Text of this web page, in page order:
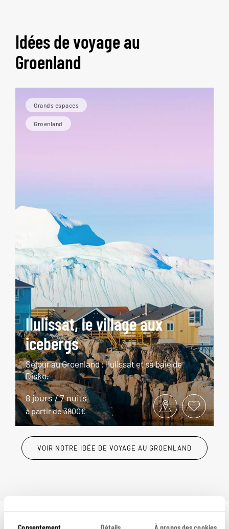
Idées de voyage au
Groenland
Grands espaces
Groenland
Ilulissat, le village aux
icebergs
Séjour au Groenland : Ilulissat et sa baie de
Disko.
8 jours / 7 nuits
à partir de 3800€
VOIR NOTRE IDÉE DE VOYAGE AU GROENLAND